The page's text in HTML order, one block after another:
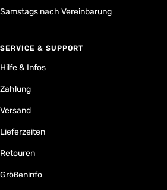
Samstags nach Vereinbarung
SERVICE & SUPPORT
Hilfe & Infos
Zahlung
Versand
Lieferzeiten
Retouren
Größeninfo